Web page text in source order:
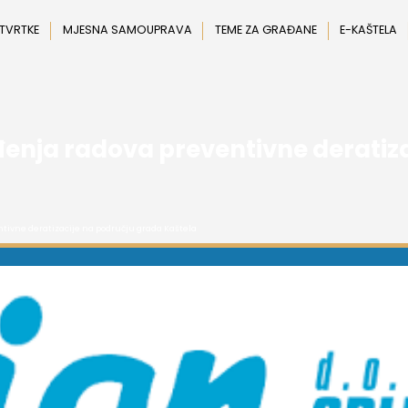
MJESNA SAMOUPRAVA TEME ZA GRAĐANE E-KAŠTELA